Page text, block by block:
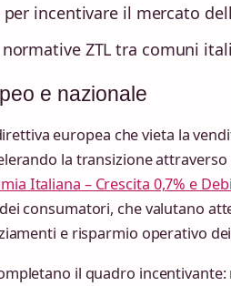
incentivare il mercato
ZTL tra comuni
e nazionale
europea che vieta la
la transizione
Italiana – Crescita 0,7% e
consumatori, che valutano
e risparmio operativo
il quadro